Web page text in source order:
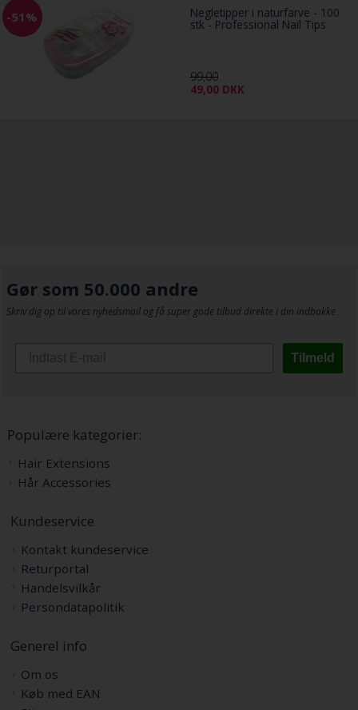
-51% Negletipper i naturfarve - 100
stk - Professional Nail Tips
99,00
49,00 DKK
Gør som 50.000 andre
Skriv dig op til vores nyhedsmail og få super gode tilbud direkte i din indbakke
Tilmeld
Populære kategorier:
Hair Extensions
Hår Accessories
Kundeservice
Kontakt kundeservice
Returportal
Handelsvilkår
Persondatapolitik
Generel info
Om os
Køb med EAN